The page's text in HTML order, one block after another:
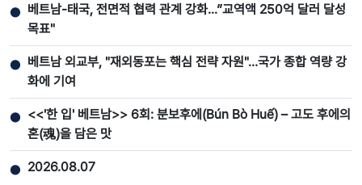
● 베트남-태국, 전면적 협력 관계 강화...”교역액 250억 달러 달성
목표"
● 베트남 외교부, "재외동포는 핵심 전략 자원"…국가 종합 역량 강
화에 기여
● <<'한 입' 베트남>> 6회: 분보후에(Bún Bò Huế) – 고도 후에의
혼(魂)을 담은 맛
● 2026.08.07